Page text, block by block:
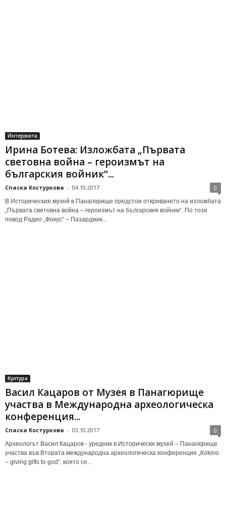
Интервюта
Ирина Ботева: Изложбата „Първата
световна война – героизмът на
българския войник“...
Спаска Костуркова - 04.10.2017 0
В Историческия музей в Панагюрище предстои откриването на изложбата
„Първата световна война – героизмът на българския войник“. По този
повод Радио „Фокус“ – Пазарджик...
Култура
Васил Кацаров от Музея в Панагюрище
участва в Международна археологическа
конференция...
Спаска Костуркова - 03.10.2017 0
Археологът Васил Кацаров - уредник в Исторически музей – Панагюрище
участва във Втората международна археологическа конференция „Кokino
– giving gifts to god“, която се...